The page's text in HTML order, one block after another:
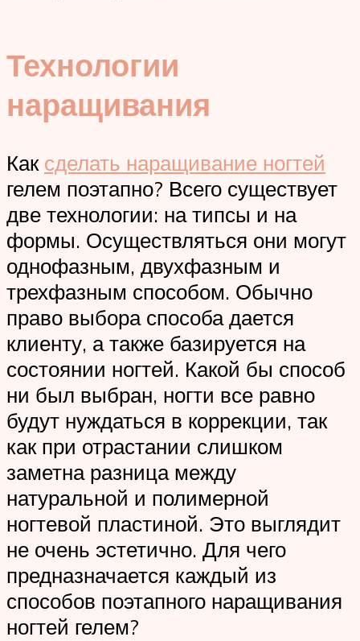
Технологии
наращивания
Как сделать наращивание ногтей
гелем поэтапно? Всего существует
две технологии: на типсы и на
формы. Осуществляться они могут
однофазным, двухфазным и
трехфазным способом. Обычно
право выбора способа дается
клиенту, а также базируется на
состоянии ногтей. Какой бы способ
ни был выбран, ногти все равно
будут нуждаться в коррекции, так
как при отрастании слишком
заметна разница между
натуральной и полимерной
ногтевой пластиной. Это выглядит
не очень эстетично. Для чего
предназначается каждый из
способов поэтапного наращивания
ногтей гелем?